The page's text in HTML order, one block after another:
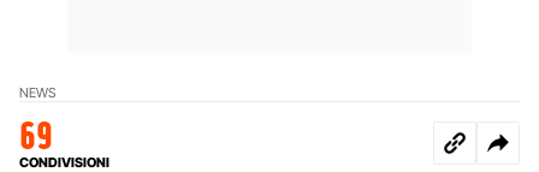
NEWS
69
CONDIVISIONI